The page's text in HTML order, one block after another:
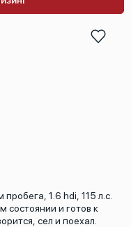
1.6 hdi, 115 л.с.
состоянии и готов к
сел и поехал.